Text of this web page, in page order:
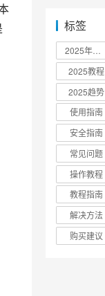
标签
2025教程
2025趋势
使用指南
安全指南
常见问题
操作教程
教程指南
解决方法
购买建议